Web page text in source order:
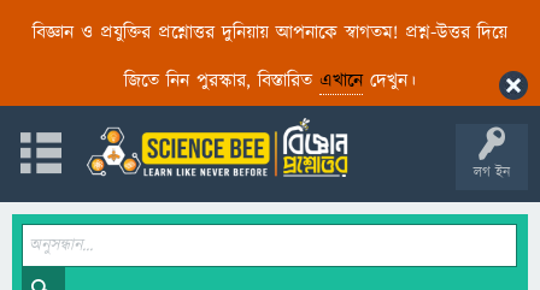
বিজ্ঞান ও প্রযুক্তির প্রশ্নোত্তর দুনিয়ায় আপনাকে স্বাগতম! প্রশ্ন-উত্তর দিয়ে
জিতে নিন পুরস্কার, বিস্তারিত এখানেদেখুন।
লগ ইন